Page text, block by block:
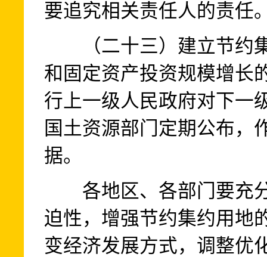
要追究相关责任人的责任
（二十三）建立节约集
和固定资产投资规模增长
行上一级人民政府对下一
国土资源部门定期公布，
据。
各地区、各部门要充分
迫性，增强节约集约用地
变经济发展方式，调整优